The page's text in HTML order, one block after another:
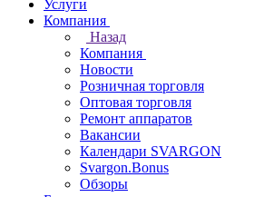
Услуги
Компания
Назад
Компания
Новости
Розничная торговля
Оптовая торговля
Ремонт аппаратов
Вакансии
Календари SVARGON
Svargon.Bonus
Обзоры